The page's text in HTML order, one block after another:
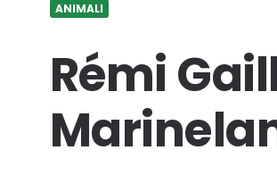
ANIMALI
Rémi